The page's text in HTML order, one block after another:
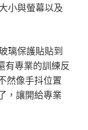
小與螢幕以及
璃保護貼貼到
有專業的訓練反
然像手抖位置
，讓開給專業